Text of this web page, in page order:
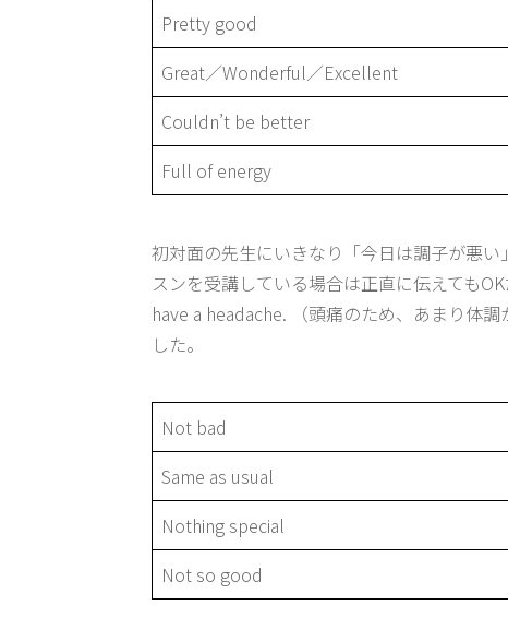
Pretty good
Great／Wonderful／Excellent
Couldn’t be better
Full of energy
初対面の先生にいきなり「今日は調子が悪
スンを受講している場合は正直に伝えても
have a headache. （頭痛のため、あまり体
した。
Not bad
Same as usual
Nothing special
Not so good